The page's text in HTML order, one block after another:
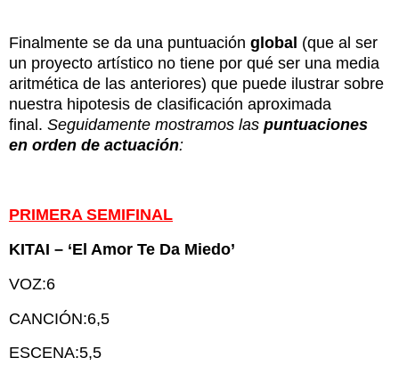
Finalmente se da una puntuación global (que al ser
un proyecto artístico no tiene por qué ser una media
aritmética de las anteriores) que puede ilustrar sobre
nuestra hipotesis de clasificación aproximada
final. Seguidamente mostramos las puntuaciones
en orden de actuación:
PRIMERA SEMIFINAL
KITAI – ‘El Amor Te Da Miedo’
VOZ:6
CANCIÓN:6,5
ESCENA:5,5